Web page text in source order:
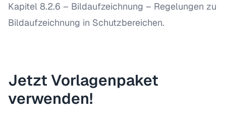
Kapitel 8.2.6 – Bildaufzeichnung – Regelungen zu
Bildaufzeichnung in Schutzbereichen.
Jetzt Vorlagenpaket
verwenden!